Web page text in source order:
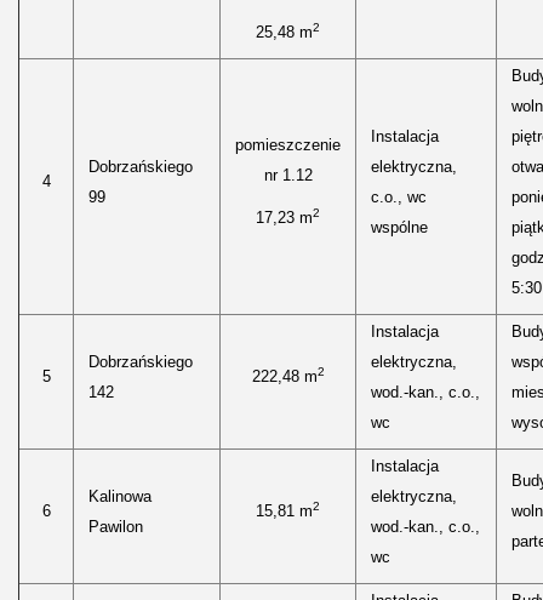
25,48 m2
4
Dobrzańskiego
99
pomieszczenie
nr 1.12
17,23 m2
Instalacja
elektryczna,
c.o., wc
wspólne
5
Dobrzańskiego
142
222,48 m2
Instalacja
elektryczna,
wod.-kan., c.o.,
wc
6
Kalinowa
Pawilon
15,81 m2
Instalacja
elektryczna,
wod.-kan., c.o.,
wc